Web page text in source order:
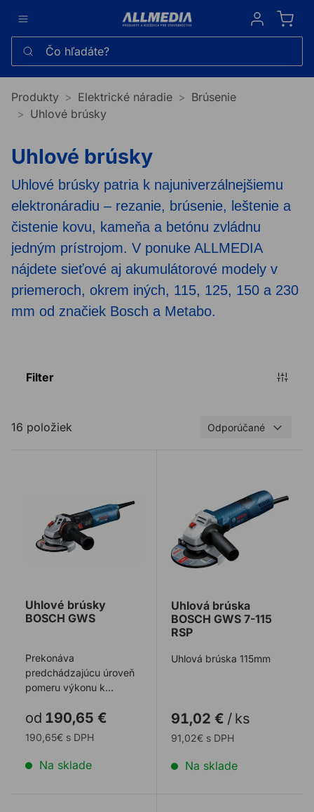
Sign in
Čo hľadáte?
Produkty Elektrické náradie
Brúsenie
Uhlové brúsky
Uhlové brúsky
Uhlové brúsky patria k najuniverzálnejšiemu
elektronáradiu – rezanie, brúsenie, leštenie a
čistenie kovu, kameňa a betónu zvládnu
jedným prístrojom. V ponuke ALLMEDIA
nájdete sieťové aj akumulátorové modely v
priemeroch, okrem iných, 115, 125, 150 a 230
mm od značiek Bosch a Metabo.
Filter
16 položiek Odporúčané
Uhlové brúsky
BOSCH GWS
Prekonáva
predchádzajúcu úroveň
pomeru výkonu k
poskytuje možnosť
nastavenia otá ...
od 190,65 €
190,65€ s DPH
Na sklade
Uhlová brúska
BOSCH GWS 7-115
RSP
Uhlová brúska 115mm
91,02 € / ks
91,02€ s DPH
Na sklade